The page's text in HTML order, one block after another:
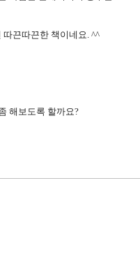
따끈따끈한 책이네요. ^^
해보도록 할까요?